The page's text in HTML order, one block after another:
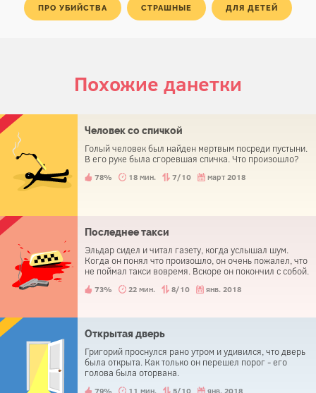
ПРО УБИЙСТВА СТРАШНЫЕ ДЛЯ ДЕТЕЙ
Похожие данетки
Человек со спичкой
Голый человек был найден мертвым посреди пустыни.
В его руке была сгоревшая спичка. Что произошло?
78% 18 мин. 7/10 март 2018
Последнее такси
Эльдар сидел и читал газету, когда услышал шум.
Когда он понял что произошло, он очень пожалел, что
не поймал такси вовремя. Вскоре он покончил с собой.
73% 22 мин. 8/10 янв. 2018
Открытая дверь
Григорий проснулся рано утром и удивился, что дверь
была открыта. Как только он перешел порог - его
голова была оторвана.
79% 11 мин. 5/10 янв. 2018